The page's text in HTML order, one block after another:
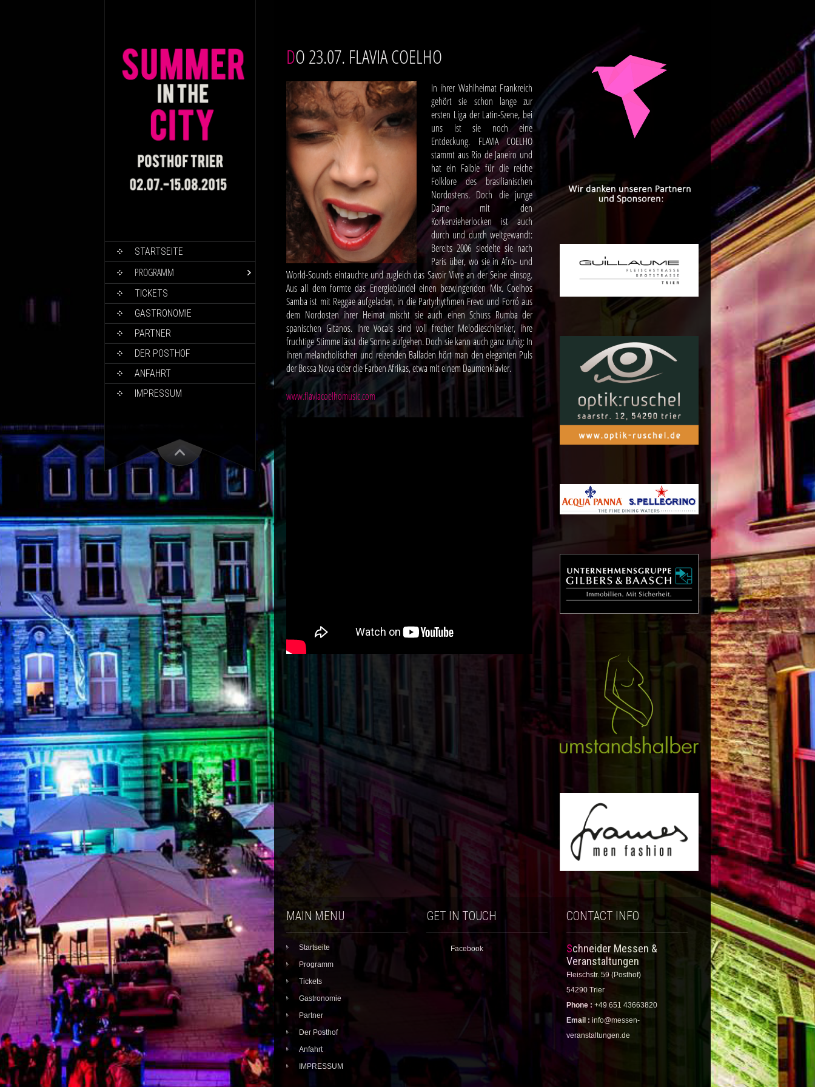
SKIP TO CONTENT
STARTSEITE
PROGRAMM
TICKETS
GASTRONOMIE
PARTNER
DER POSTHOF
ANFAHRT
IMPRESSUM
DO 23.07. FLAVIA COELHO
In ihrer Wahlheimat Frankreich
gehört sie schon lange zur
ersten Liga der Latin-Szene, bei
uns ist sie noch eine
Entdeckung. FLAVIA COELHO
stammt aus Rio de Janeiro und
hat ein Faible für die reiche
Folklore des brasilianischen
Nordostens. Doch die junge
Dame mit den
Korkenzieherlocken ist auch
durch und durch weltgewandt:
Bereits 2006 siedelte sie nach
Paris über, wo sie in Afro- und
World-Sounds eintauchte und zugleich das Savoir Vivre an der Seine einsog.
Aus all dem formte das Energiebündel einen bezwingenden Mix. Coelhos
Samba ist mit Reggae aufgeladen, in die Partyrhythmen Frevo und Forró aus
dem Nordosten ihrer Heimat mischt sie auch einen Schuss Rumba der
spanischen Gitanos. Ihre Vocals sind voll frecher Melodieschlenker, ihre
fruchtige Stimme lässt die Sonne aufgehen. Doch sie kann auch ganz ruhig: In
ihren melancholischen und reizenden Balladen hört man den eleganten Puls
der Bossa Nova oder die Farben Afrikas, etwa mit einem Daumenklavier.
www.flaviacoelhomusic.com
MAIN MENU
Startseite
Programm
Tickets
Gastronomie
Partner
Der Posthof
Anfahrt
IMPRESSUM
GET IN TOUCH
Facebook
CONTACT INFO
Schneider Messen &
Veranstaltungen
Fleischstr. 59 (Posthof)
54290 Trier
Phone : +49 651 43663820
Email : info@messen-
veranstaltungen.de